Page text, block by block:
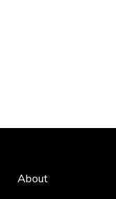
About